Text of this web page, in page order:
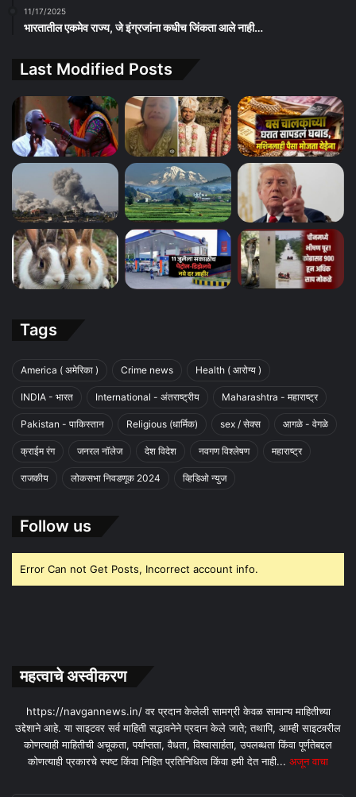
11/17/2025
भारतातील एकमेव राज्य, जे इंग्रजांना कधीच जिंकता आले नाही…
Last Modified Posts
Tags
America ( अमेरिका ) Crime news Health ( आरोग्य )
INDIA - भारत International - अंतराष्ट्रीय Maharashtra - महाराष्ट्र
Pakistan - पाकिस्तान Religious (धार्मिक) sex / सेक्स आगळे - वेगळे
क्राईम रंग जनरल नॉलेज देश विदेश नवगण विश्लेषण महाराष्ट्र
राजकीय लोकसभा निवडणूक 2024 व्हिडिओ न्युज
Follow us
Error Can not Get Posts, Incorrect account info.
महत्वाचे अस्वीकरण
https://navgannews.in/ वर प्रदान केलेली सामग्री केवळ सामान्य माहितीच्या
उद्देशाने आहे. या साइटवर सर्व माहिती सद्भावनेने प्रदान केले जाते; तथापि, आम्ही साइटवरील
कोणत्याही माहितीची अचूकता, पर्याप्तता, वैधता, विश्वासार्हता, उपलब्धता किंवा पूर्णतेबद्दल
कोणत्याही प्रकारचे स्पष्ट किंवा निहित प्रतिनिधित्व किंवा हमी देत ​​नाही... अजून वाचा